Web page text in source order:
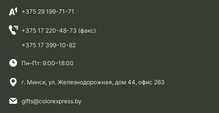
+375 29 199-71-71
+375 17 220-48-73 (факс)
+375 17 399-10-82
Пн–Пт: 9:00–18:00
г. Минск, ул. Железнодорожная, дом 44, офис 263
gifts@colorexpress.by